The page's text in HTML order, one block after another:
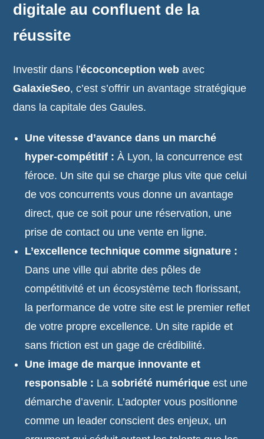
digitale au confluent de la
réussite
Investir dans l’écoconception web avec
GalaxieSeo, c’est s’offrir un avantage stratégique
dans la capitale des Gaules.
Une vitesse d’avance dans un marché
hyper-compétitif : À Lyon, la concurrence est
féroce. Un site qui se charge plus vite que celui
de vos concurrents vous donne un avantage
direct, que ce soit pour une réservation, une
prise de contact ou une vente en ligne.
L’excellence technique comme signature :
Dans une ville qui abrite des pôles de
compétitivité et un écosystème tech florissant,
la performance de votre site est le premier reflet
de votre propre excellence. Un site rapide et
sans friction est un gage de crédibilité.
Une image de marque innovante et
responsable : Lasobriété numérique est une
démarche d’avenir. L’adopter vous positionne
comme un leader conscient des enjeux, un